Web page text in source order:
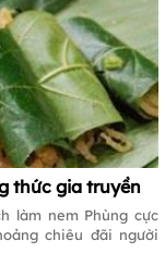
thức gia truyền
làm nem Phùng cực
chiêu đãi người